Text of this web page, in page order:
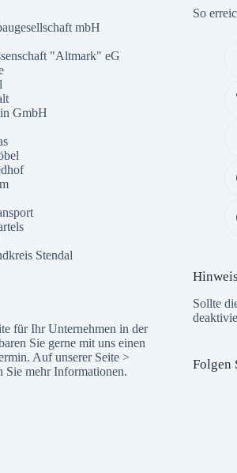
mbH
"Altmark" eG
GmbH
Stendal
für Ihr Unternehmen in der
Sie gerne mit uns einen
Auf unserer Seite >
Sie mehr Informationen.
So
Sollte
Folgen